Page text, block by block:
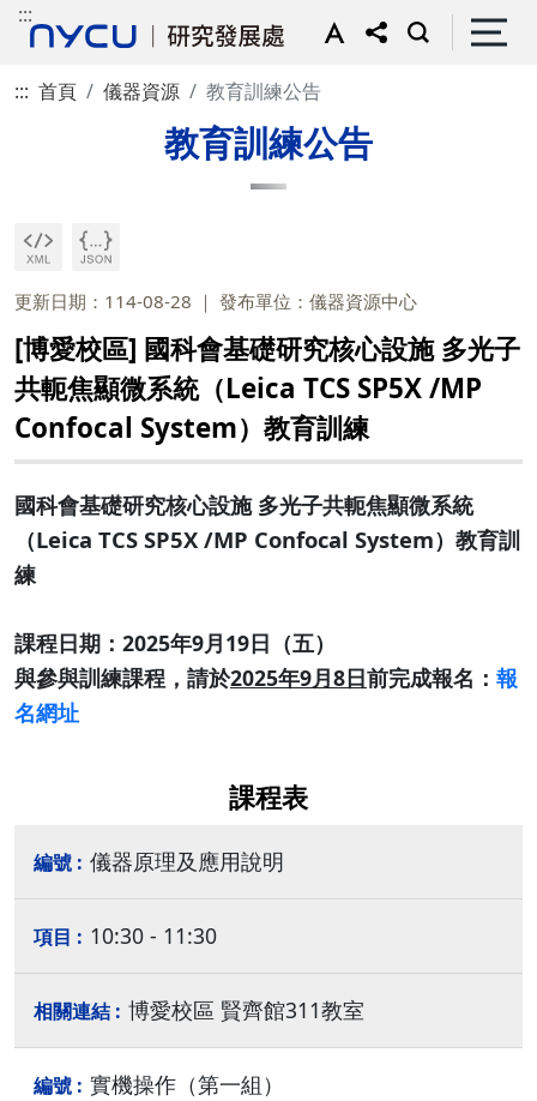
:::
::: 首頁 儀器資源 教育訓練公告
教育訓練公告
更新日期：114-08-28 發布單位：儀器資源中心
[博愛校區] 國科會基礎研究核心設施 多光子
共軛焦顯微系統（Leica TCS SP5X /MP
Confocal System）教育訓練
國科會基礎研究核心設施 多光子共軛焦顯微系統
（Leica TCS SP5X /MP Confocal System）教育訓
練
課程日期：2025年9月19日（五）
與參與訓練課程，請於2025年9月8日前完成報名： 報
名網址
課程表
儀器原理及應用說明
10:30 - 11:30
博愛校區 賢齊館311教室
實機操作（第一組）